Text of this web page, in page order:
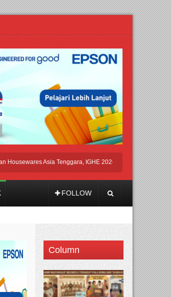
Asia Tenggara, IGHE 2026 Kembali Digelar di Jakarta
FOLLOW
Column